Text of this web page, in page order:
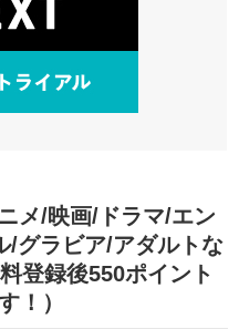
メ/映画/ドラマ/エン
/グラビア/アダルトな
登録後550ポイント
！）